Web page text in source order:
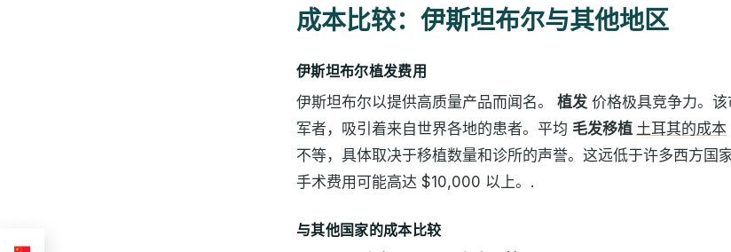
成本比较：伊斯坦布尔与其他地区
伊斯坦布尔植发费用
伊斯坦布尔以提供高质量产品而闻名。 植发 价格极具竞争力。
军者，吸引着来自世界各地的患者。平均 毛发移植 土耳其的成本
不等，具体取决于移植数量和诊所的声誉。这远低于许多西方国
手术费用可能高达 $10,000 以上。.
与其他国家的成本比较